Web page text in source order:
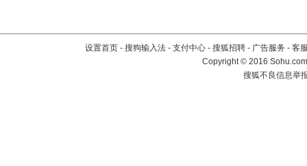
设置首页 - 搜狗输入法 - 支付中心 - 搜狐招聘 - 广告服务 - 客
Copyright©2016
搜狐不良信息举